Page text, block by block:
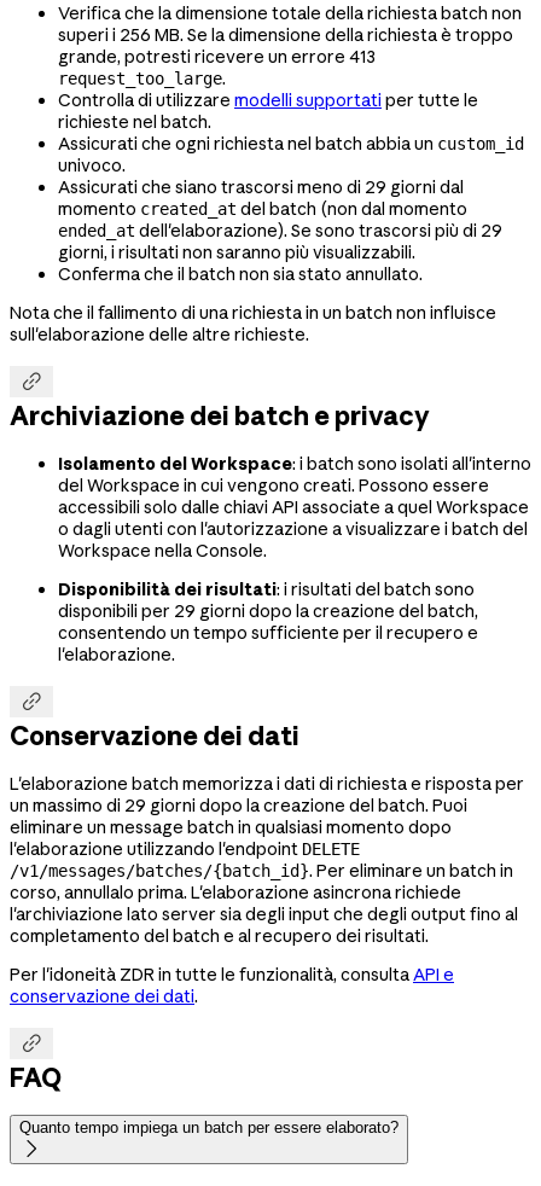
Verifica che la dimensione totale della richiesta batch non
superi i 256 MB. Se la dimensione della richiesta è troppo
grande, potresti ricevere un errore 413
request_too_large.
Controlla di utilizzare modelli supportati per tutte le
richieste nel batch.
Assicurati che ogni richiesta nel batch abbia un custom_id
univoco.
Assicurati che siano trascorsi meno di 29 giorni dal
momento created_at del batch (non dal momento
ended_at dell'elaborazione). Se sono trascorsi più di 29
giorni, i risultati non saranno più visualizzabili.
Conferma che il batch non sia stato annullato.
Nota che il fallimento di una richiesta in un batch non influisce
sull'elaborazione delle altre richieste.

Archiviazione dei batch e privacy
Isolamento del Workspace: i batch sono isolati all'interno
del Workspace in cui vengono creati. Possono essere
accessibili solo dalle chiavi API associate a quel Workspace
o dagli utenti con l'autorizzazione a visualizzare i batch del
Workspace nella Console.
Disponibilità dei risultati: i risultati del batch sono
disponibili per 29 giorni dopo la creazione del batch,
consentendo un tempo sufficiente per il recupero e
l'elaborazione.

Conservazione dei dati
L'elaborazione batch memorizza i dati di richiesta e risposta per
un massimo di 29 giorni dopo la creazione del batch. Puoi
eliminare un message batch in qualsiasi momento dopo
l'elaborazione utilizzando l'endpoint DELETE
/v1/messages/batches/{batch_id}. Per eliminare un batch in
corso, annullalo prima. L'elaborazione asincrona richiede
l'archiviazione lato server sia degli input che degli output fino al
completamento del batch e al recupero dei risultati.
Per l'idoneità ZDR in tutte le funzionalità, consulta API e
conservazione dei dati.

FAQ
Quanto tempo impiega un batch per essere elaborato?
